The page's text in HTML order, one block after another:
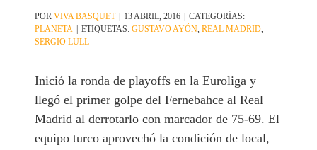
PORVIVA BASQUET 13 ABRIL, 2016
CATEGORÍAS:
PLANETA
ETIQUETAS:GUSTAVO AYÓN,REAL MADRID,
SERGIO LULL
Inició la ronda de playoffs en la Euroliga y
llegó el primer golpe del Fernebahce al Real
Madrid al derrotarlo con marcador de 75-69. El
equipo turco aprovechó la condición de local,